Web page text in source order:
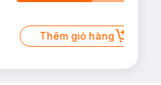
Thêm giỏ hàng